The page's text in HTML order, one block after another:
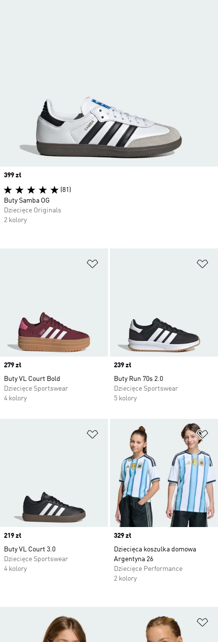
Price
279 zł
Buty VL Court Bold
Dziecięce Sportswear
4 kolory
Price
239 zł
Buty Run 70s 2.0
Dziecięce Sportswear
5 kolory
Dodaj do listy życzeń
Price
219 zł
Buty VL Court 3.0
Dziecięce Sportswear
4 kolory
Price
329 zł
Dziecięca koszulka domowa
Argentyna 26
Dziecięce Performance
2 kolory
Price
399 zł
(81)
Buty Samba OG
Dziecięce Originals
2 kolory